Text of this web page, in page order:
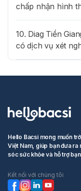
chấp nhận hình
10. Diag Tiền
có dịch vụ xét
Hello Bacsi mong muốn
Việt Nam, giúp bạn đưa ra
sóc sức khỏe và hỗ trợ
Kết nối với chúng tôi